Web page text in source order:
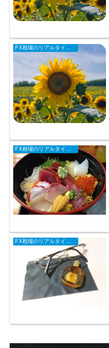
FX相場のリアルタイム情報